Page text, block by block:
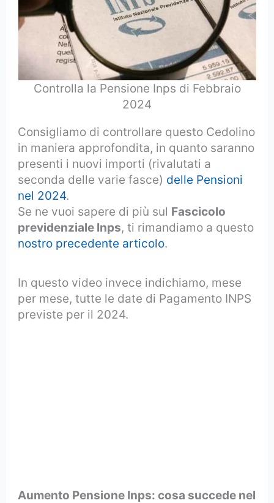
Controlla la Pensione Inps di Febbraio
2024
Consigliamo di controllare questo Cedolino
in maniera approfondita, in quanto saranno
presenti i nuovi importi (rivalutati a
seconda delle varie fasce) delle Pensioni
nel 2024.
Se ne vuoi sapere di più sul Fascicolo
previdenziale Inps, ti rimandiamo a questo
nostro precedente articolo.
In questo video invece indichiamo, mese
per mese, tutte le date di Pagamento INPS
previste per il 2024.
Aumento Pensione Inps: cosa succede nel